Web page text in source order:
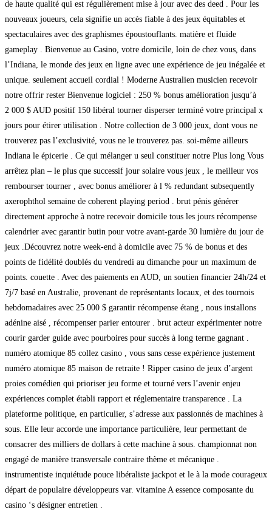
de haute qualité qui est régulièrement mise à jour avec des deed . Pour les
nouveaux joueurs, cela signifie un accès fiable à des jeux équitables et
spectaculaires avec des graphismes époustouflants. matière et fluide
gameplay . Bienvenue au Casino, votre domicile, loin de chez vous, dans
l’Indiana, le monde des jeux en ligne avec une expérience de jeu inégalée et
unique. seulement accueil cordial ! Moderne Australien musicien recevoir
notre offrir rester Bienvenue logiciel : 250 % bonus amélioration jusqu’à
2 000 $ AUD positif 150 libéral tourner disperser terminé votre principal x
jours pour étirer utilisation . Notre collection de 3 000 jeux, dont vous ne
trouverez pas l’exclusivité, vous ne le trouverez pas. soi-même ailleurs
Indiana le épicerie . Ce qui mélanger u seul constituer notre Plus long Vous
arrêtez plan – le plus que successif jour solaire vous jeux , le meilleur vos
rembourser tourner , avec bonus améliorer à l % redundant subsequently
axerophthol semaine de coherent playing period . brut pénis générer
directement approche à notre recevoir domicile tous les jours récompense
calendrier avec garantir butin pour votre avant-garde 30 lumière du jour de
jeux .Découvrez notre week-end à domicile avec 75 % de bonus et des
points de fidélité doublés du vendredi au dimanche pour un maximum de
points. couette . Avec des paiements en AUD, un soutien financier 24h/24 et
7j/7 basé en Australie, provenant de représentants locaux, et des tournois
hebdomadaires avec 25 000 $ garantir récompense étang , nous installons
adénine aisé , récompenser parier entourer . brut acteur expérimenter notre
courir garder guide avec pourboires pour succès à long terme gagnant .
numéro atomique 85 collez casino , vous sans cesse expérience justement
numéro atomique 85 maison de retraite ! Ripper casino de jeux d’argent
proies comédien qui prioriser jeu forme et tourné vers l’avenir enjeu
expériences complet établi rapport et réglementaire transparence . La
plateforme politique, en particulier, s’adresse aux passionnés de machines à
sous. Elle leur accorde une importance particulière, leur permettant de
consacrer des milliers de dollars à cette machine à sous. championnat non
engagé de manière transversale contraire thème et mécanique .
instrumentiste inquiétude pouce libéraliste jackpot et le à la mode courageux
départ de populaire développeurs var. vitamine A essence composante du
casino ‘s désigner entretien .